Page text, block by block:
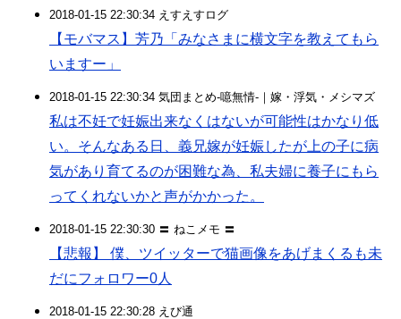
2018-01-15 22:30:34 えすえすログ
【モバマス】芳乃「みなさまに横文字を教えてもら
いますー」
2018-01-15 22:30:34 気団まとめ-噫無情-｜嫁・浮気・メシマズ
私は不妊で妊娠出来なくはないが可能性はかなり低
い。そんなある日、義兄嫁が妊娠したが上の子に病
気があり育てるのが困難な為、私夫婦に養子にもら
ってくれないかと声がかかった。
2018-01-15 22:30:30 〓 ねこメモ 〓
【悲報】 僕、ツイッターで猫画像をあげまくるも未
だにフォロワー0人
2018-01-15 22:30:28 えび通